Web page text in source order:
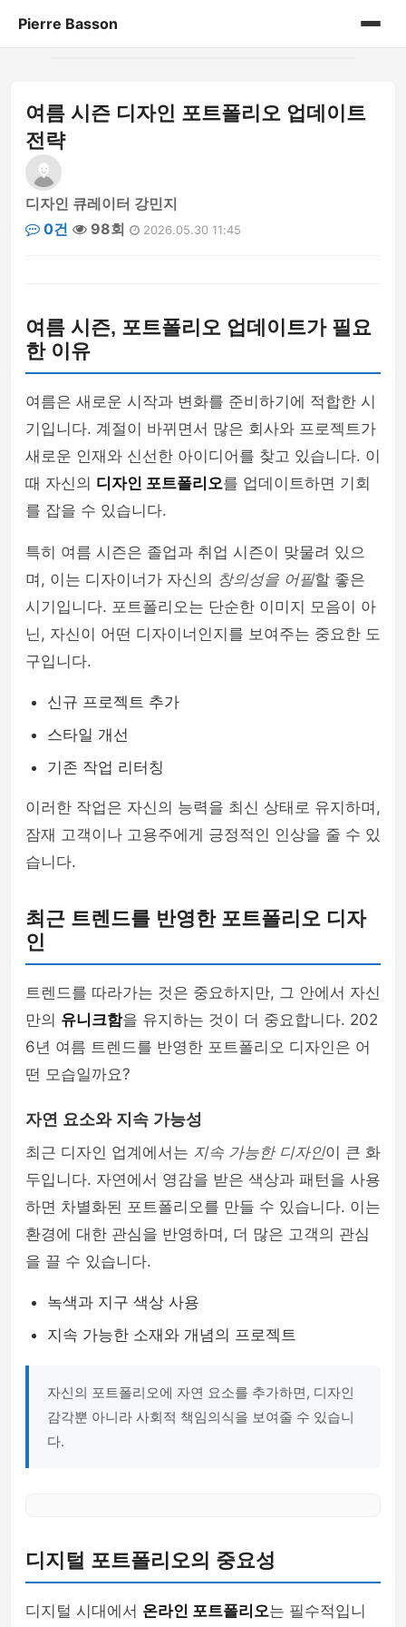
Pierre Basson
게시판
여름 시즌 디자인 포트폴리오 업데이트
전략
디자인 큐레이터 강민지
0건
98회 2026.05.30 11:45
여름 시즌, 포트폴리오 업데이트가 필요
한 이유
여름은 새로운 시작과 변화를 준비하기에 적합한 시
기입니다. 계절이 바뀌면서 많은 회사와 프로젝트가
새로운 인재와 신선한 아이디어를 찾고 있습니다. 이
때 자신의 디자인 포트폴리오를 업데이트하면 기회
를 잡을 수 있습니다.
특히 여름 시즌은 졸업과 취업 시즌이 맞물려 있으
며, 이는 디자이너가 자신의 창의성을 어필할 좋은
시기입니다. 포트폴리오는 단순한 이미지 모음이 아
닌, 자신이 어떤 디자이너인지를 보여주는 중요한 도
구입니다.
신규 프로젝트 추가
스타일 개선
기존 작업 리터칭
이러한 작업은 자신의 능력을 최신 상태로 유지하며,
잠재 고객이나 고용주에게 긍정적인 인상을 줄 수 있
습니다.
최근 트렌드를 반영한 포트폴리오 디자
인
트렌드를 따라가는 것은 중요하지만, 그 안에서 자신
만의 유니크함을 유지하는 것이 더 중요합니다. 202
6년 여름 트렌드를 반영한 포트폴리오 디자인은 어
떤 모습일까요?
자연 요소와 지속 가능성
최근 디자인 업계에서는 지속 가능한 디자인이 큰 화
두입니다. 자연에서 영감을 받은 색상과 패턴을 사용
하면 차별화된 포트폴리오를 만들 수 있습니다. 이는
환경에 대한 관심을 반영하며, 더 많은 고객의 관심
을 끌 수 있습니다.
녹색과 지구 색상 사용
지속 가능한 소재와 개념의 프로젝트
자신의 포트폴리오에 자연 요소를 추가하면, 디자인
감각뿐 아니라 사회적 책임의식을 보여줄 수 있습니
다.
디지털 포트폴리오의 중요성
디지털 시대에서 온라인 포트폴리오는 필수적입니